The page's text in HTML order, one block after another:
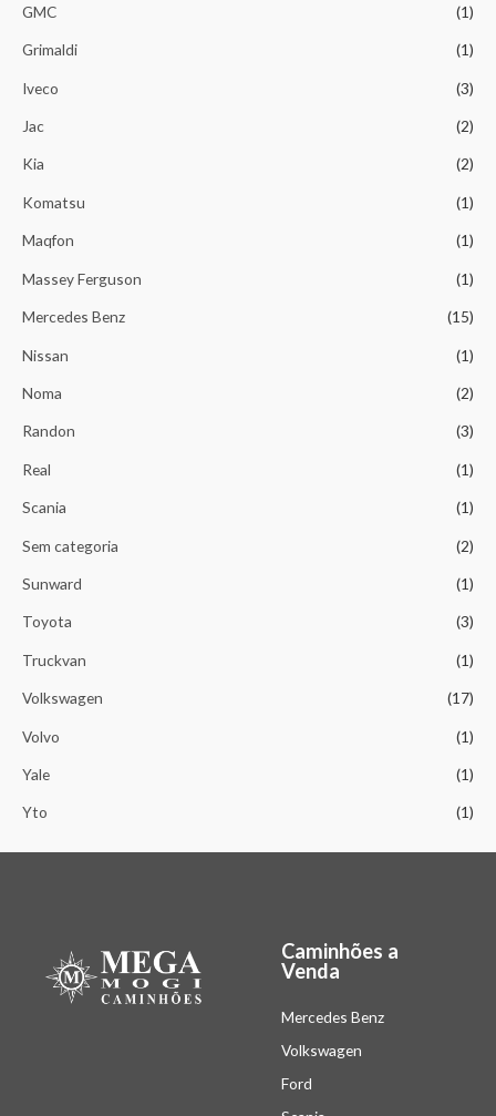
GMC (1)
Grimaldi (1)
Iveco (3)
Jac (2)
Kia (2)
Komatsu (1)
Maqfon (1)
Massey Ferguson (1)
Mercedes Benz (15)
Nissan (1)
Noma (2)
Randon (3)
Real (1)
Scania (1)
Sem categoria (2)
Sunward (1)
Toyota (3)
Truckvan (1)
Volkswagen (17)
Volvo (1)
Yale (1)
Yto (1)
Caminhões a
Venda
Mercedes Benz
Volkswagen
Ford